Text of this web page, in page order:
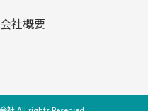
会社概要